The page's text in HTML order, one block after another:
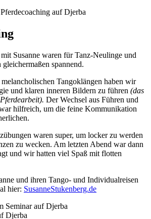
Susanne waren für Tanz-Neulinge und
spannend.
Tangoklängen haben wir
und klaren inneren Bildern zu führen (das
Der Wechsel aus Führen und
hilfreich, um die feine Kommunikation
waren super, um locker zu werden
zu wecken. Am letzten Abend war dann
und wir hatten viel Spaß mit flotten
und ihren Tango- und Individualreisen
hier: SusanneStukenberg.de